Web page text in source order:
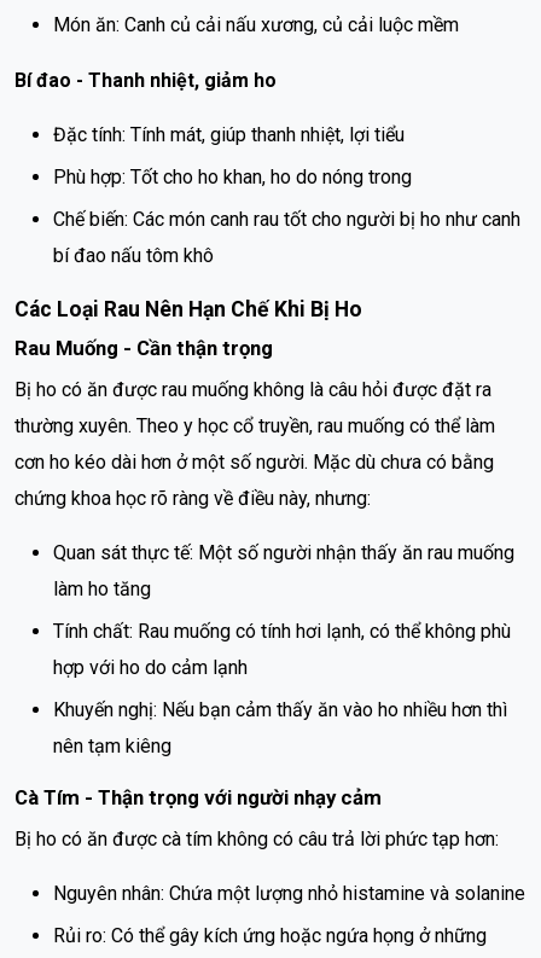
Món ăn: Canh củ cải nấu xương, củ cải luộc mềm
Bí đao - Thanh nhiệt, giảm ho
Đặc tính: Tính mát, giúp thanh nhiệt, lợi tiểu
Phù hợp: Tốt cho ho khan, ho do nóng trong
Chế biến: Các món canh rau tốt cho người bị ho như canh
bí đao nấu tôm khô
Các Loại Rau Nên Hạn Chế Khi Bị Ho
Rau Muống - Cần thận trọng
Bị ho có ăn được rau muống không là câu hỏi được đặt ra
thường xuyên. Theo y học cổ truyền, rau muống có thể làm
cơn ho kéo dài hơn ở một số người. Mặc dù chưa có bằng
chứng khoa học rõ ràng về điều này, nhưng:
Quan sát thực tế: Một số người nhận thấy ăn rau muống
làm ho tăng
Tính chất: Rau muống có tính hơi lạnh, có thể không phù
hợp với ho do cảm lạnh
Khuyến nghị: Nếu bạn cảm thấy ăn vào ho nhiều hơn thì
nên tạm kiêng
Cà Tím - Thận trọng với người nhạy cảm
Bị ho có ăn được cà tím không có câu trả lời phức tạp hơn:
Nguyên nhân: Chứa một lượng nhỏ histamine và solanine
Rủi ro: Có thể gây kích ứng hoặc ngứa họng ở những